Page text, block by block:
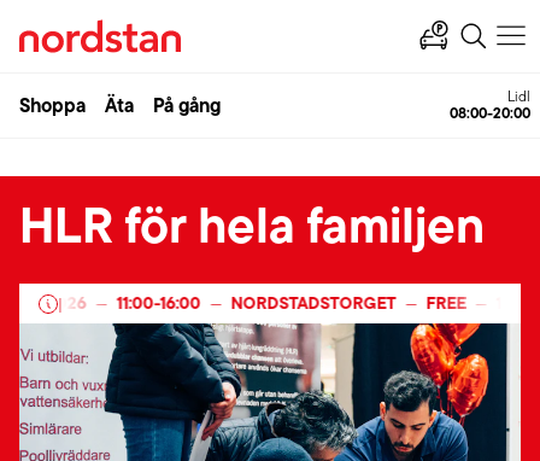
Shoppa Äta På gång Lidl
08:00-20:00
HLR för hela familjen
|
2026 — 11:00-16:00 — NORDSTADSTORGET — FREE — 14